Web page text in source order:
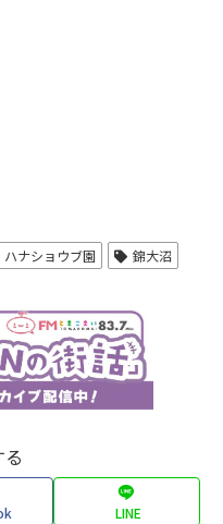
ハナショウブ園 錦大沼
LINE